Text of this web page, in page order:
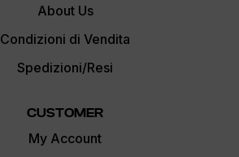
About Us
Condizioni di Vendita
Spedizioni/Resi
CUSTOMER
My Account